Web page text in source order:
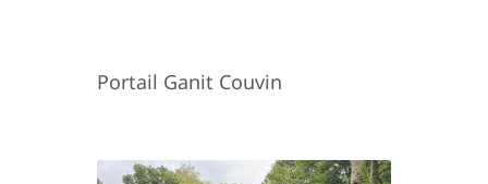
Portail Ganit Couvin